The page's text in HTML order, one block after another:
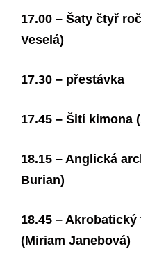
17.00 – Šaty čtyř
Veselá)
17.30 – přestávka
17.45 – Šití kimona
18.15 – Anglická
Burian)
18.45 –
(Miriam Janebová)